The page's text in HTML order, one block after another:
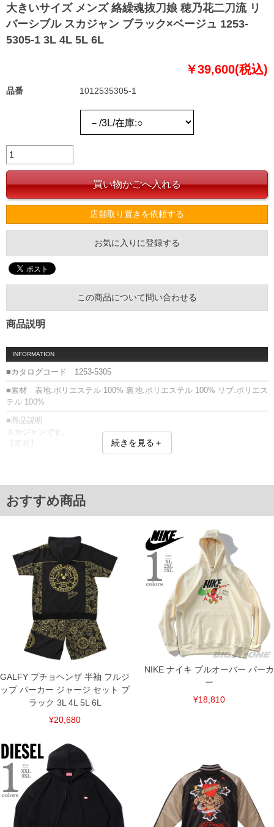
大きいサイズ メンズ 絡繰魂抜刀娘 穂乃花二刀流 リ
バーシブル スカジャン ブラック×ベージュ 1253-
5305-1 3L 4L 5L 6L
￥39,600(税込)
品番 1012535305-1
店舗取り置きを依頼する
お気に入りに登録する
この商品について問い合わせる
商品説明
INFORMATION
■カタログコード 1253-5305
■素材 表地:ポリエステル 100% 裏地:ポリエステル 100% リブ:ポリエス
テル 100%
■商品説明
スカジャンです。
滑らかな手触りで光沢のあるポリエステルサテン生地。
■サイズ表
サイズ/バスト/総丈/裾周り/裄丈/袖口
5L/162/82/136/97/24
6L/172/84/146/99/24
単位はcm
※【返品交換について】
返品交換希望の方は、商品到着後1週間以内にご連絡ください。
下着(肌着)やワイシャツは商品の性質上、返品交換不可とさせて頂いております。予め
ご了承くださいませ。
※【ボトムの裾上げをご希望の場合】
裾上げ料金は500円+税となります。
備考欄に股下●cmとご記入下さい。（裾上げ無料対象商品は1本につき税込6,000円以
上の品が対象。1本5,999円以下の商品は有料（500円+税）となります。）
出荷まで約1週間～20日間程お時間を頂く場合がございます。
尚、裾上げした商品は返品・交換不可となりますので、予めご了承下さい。
一部、お直しに対応出来ない商品がございます。(例：裾にファスナーや調節ひもが付
いている、極端なデザインが施されている等)
※商品によって若干のサイズの誤差がございます。また、お客様がご使用の環境（コ
ンピュータ画面）によって、商品の色味が若干異なる場合がございます。予めご了承
※当店での掲載商品は、実店鋪と在庫を共用しておりますので店頭での売り違い、店
舗からのお取り寄せ等により、お客様にご迷惑をお掛けしてしまう場合がございま
す。そのようなことがない様最大限に努めておりますが、もしあった場合速やかにご
連絡させて頂きますので予めご了承ください。
DETAIL
続きを見る＋
おすすめ商品
GALFY プチョヘンザ 半袖 フルジ
ップ パーカー ジャージ セット ブ
ラック 3L 4L 5L 6L
¥20,680
NIKE ナイキ プルオーバー パーカ
ー
¥18,810